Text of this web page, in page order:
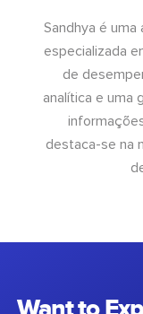
Sandhya é uma
especializada
de
analítica e uma
destaca-se na